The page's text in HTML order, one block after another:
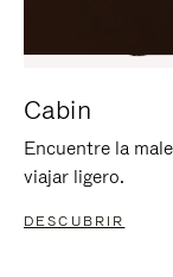
Cabin
Encuentre la
viajar ligero.
DESCUBRIR